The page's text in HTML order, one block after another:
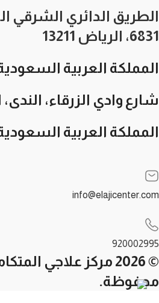
الطريق الدائري الشرقي
6831، الرياض 13211
المملكة العربية
شارع وادي الزرقاء، الندى،
المملكة العربية
info@elajicenter.com
920002995
© 2026 مركز علاجي
محفوظة.